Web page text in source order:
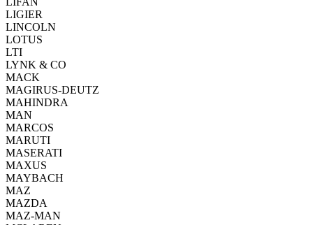
LIGIER
LINCOLN
LOTUS
LTI
LYNK & CO
MACK
MAGIRUS-DEUTZ
MAHINDRA
MAN
MARCOS
MARUTI
MASERATI
MAXUS
MAYBACH
MAZ
MAZDA
MAZ-MAN